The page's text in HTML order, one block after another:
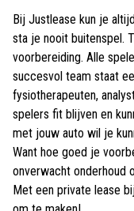
Bij Justlease kun je
sta je nooit buitenspel.
voorbereiding. Alle
succesvol team staat
fysiotherapeuten,
spelers fit blijven en
met jouw auto wil je
Want hoe goed je
onverwacht onderhoud
Met een private lease